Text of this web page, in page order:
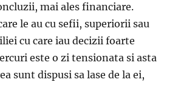
mai ales financiare.
le au cu sefii, superiorii sau
cu care iau decizii foarte
este o zi tensionata si asta
sunt dispusi sa lase de la ei,